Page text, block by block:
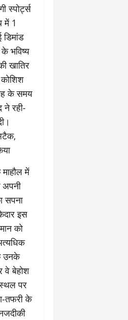
स्पोर्ट्स
में 1
भविष्य
खातिर
के समय
ने रही-
में
अपनी
सपना
इस
को
उनके
वे बेहोश
पर
तफरी के